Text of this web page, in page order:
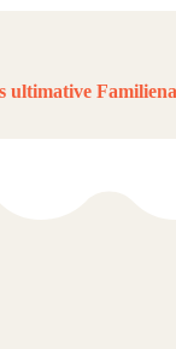
ultimative